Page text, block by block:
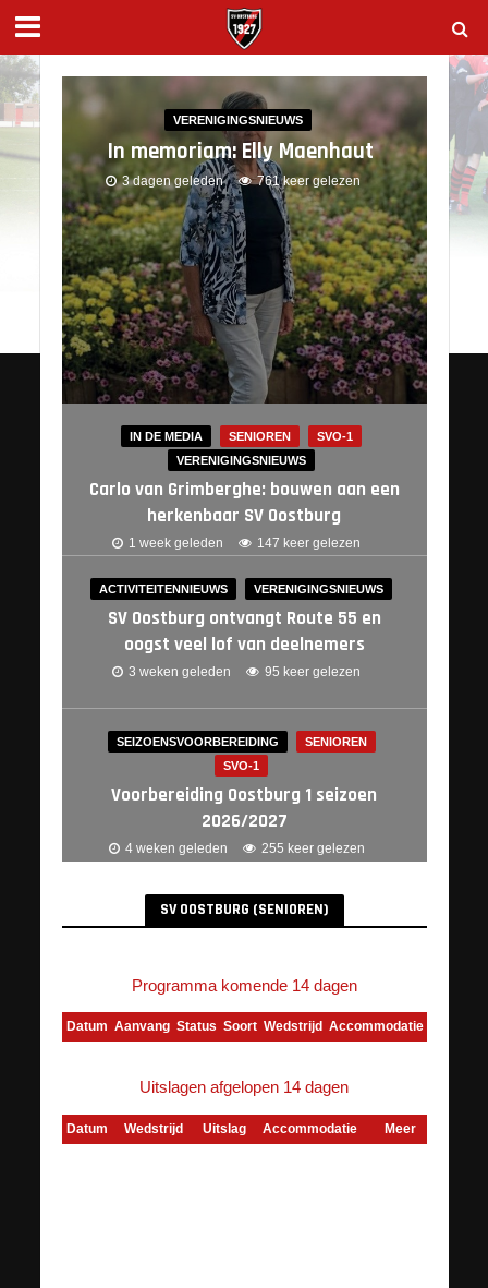
VERENIGINGSNIEUWS
In memoriam: Elly Maenhaut
3 dagen geleden 761 keer gelezen
IN DE MEDIA SENIOREN
SVO-1
VERENIGINGSNIEUWS
Carlo van Grimberghe: bouwen aan een
herkenbaar SV Oostburg
1 week geleden 147 keer gelezen
ACTIVITEITENNIEUWS VERENIGINGSNIEUWS
SV Oostburg ontvangt Route 55 en
oogst veel lof van deelnemers
3 weken geleden 95 keer gelezen
SEIZOENSVOORBEREIDING
SENIOREN
SVO-1
Voorbereiding Oostburg 1 seizoen
2026/2027
4 weken geleden 255 keer gelezen
SV OOSTBURG (SENIOREN)
Programma komende 14 dagen
Datum Aanvang Status Soort Wedstrijd Accommodatie
Uitslagen afgelopen 14 dagen
Datum Wedstrijd Uitslag Accommodatie Meer